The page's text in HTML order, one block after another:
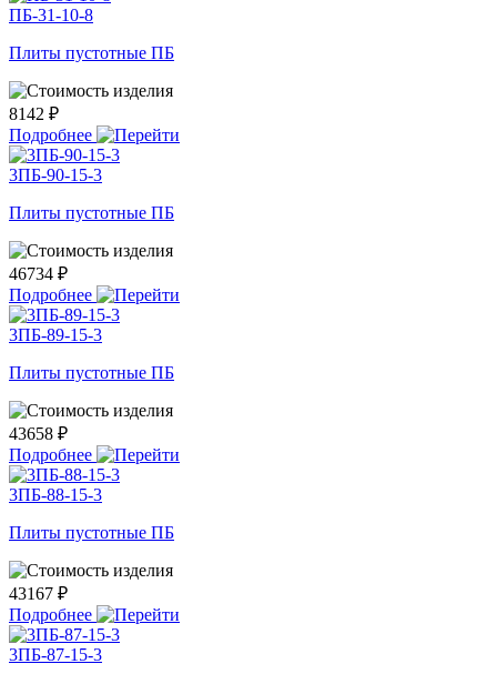
ПБ-31-10-8
Плиты пустотные ПБ
8142 ₽
Подробнее
3ПБ-90-15-3
Плиты пустотные ПБ
46734 ₽
Подробнее
3ПБ-89-15-3
Плиты пустотные ПБ
43658 ₽
Подробнее
3ПБ-88-15-3
Плиты пустотные ПБ
43167 ₽
Подробнее
3ПБ-87-15-3